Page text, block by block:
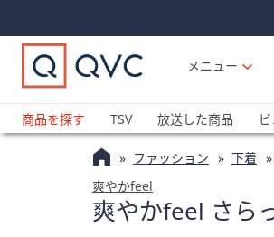
Links
Links2
メニュー
商品を探す TSV 放送した商品
ファッション 下着
爽やかfeel
爽やかfeel さら